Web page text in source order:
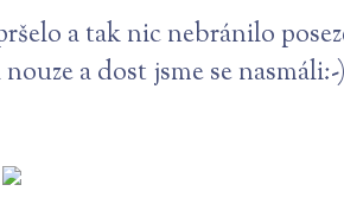
a tak nic nebránilo
a dost jsme se nasmáli:-)